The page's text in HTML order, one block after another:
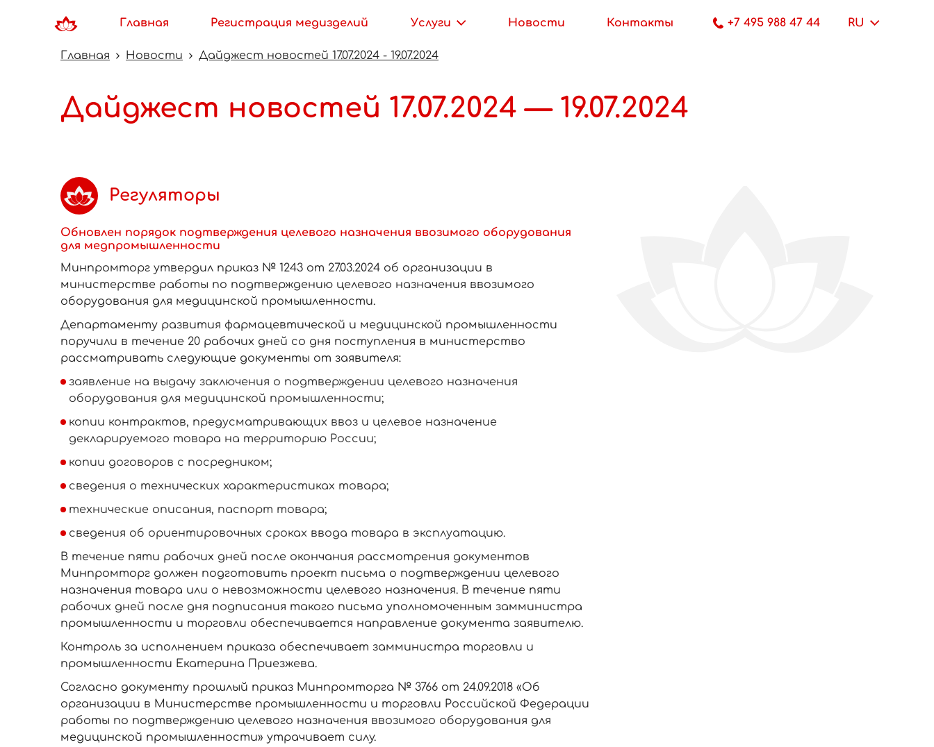
Главная Регистрация медизделий Услуги Новости Контакты +7 495 988 47 44 RU
Главная Новости Дайджест новостей 17.07.2024 - 19.07.2024
Дайджест новостей 17.07.2024 — 19.07.2024
Регуляторы
Обновлен порядок подтверждения целевого назначения ввозимого оборудования
для медпромышленности
Минпромторг утвердил приказ № 1243 от 27.03.2024 об организации в
министерстве работы по подтверждению целевого назначения ввозимого
оборудования для медицинской промышленности.
Департаменту развития фармацевтической и медицинской промышленности
поручили в течение 20 рабочих дней со дня поступления в министерство
рассматривать следующие документы от заявителя:
заявление на выдачу заключения о подтверждении целевого назначения
оборудования для медицинской промышленности;
копии контрактов, предусматривающих ввоз и целевое назначение
декларируемого товара на территорию России;
копии договоров с посредником;
сведения о технических характеристиках товара;
технические описания, паспорт товара;
сведения об ориентировочных сроках ввода товара в эксплуатацию.
В течение пяти рабочих дней после окончания рассмотрения документов
Минпромторг должен подготовить проект письма о подтверждении целевого
назначения товара или о невозможности целевого назначения. В течение пяти
рабочих дней после дня подписания такого письма уполномоченным замминистра
промышленности и торговли обеспечивается направление документа заявителю.
Контроль за исполнением приказа обеспечивает замминистра торговли и
промышленности Екатерина Приезжева.
Согласно документу прошлый приказ Минпромторга № 3766 от 24.09.2018 «Об
организации в Министерстве промышленности и торговли Российской Федерации
работы по подтверждению целевого назначения ввозимого оборудования для
медицинской промышленности» утрачивает силу.